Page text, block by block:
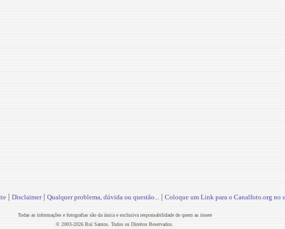
| Disclaimer| Qualquer problema, dúvida ou questão... | Coloque um Link para o Canalfoto.org no
Todas as informações e fotografias são da única e exclusiva responsabilidade de quem as insere
© 2003-2026 Rui Santos. Todos os Direitos Reservados.